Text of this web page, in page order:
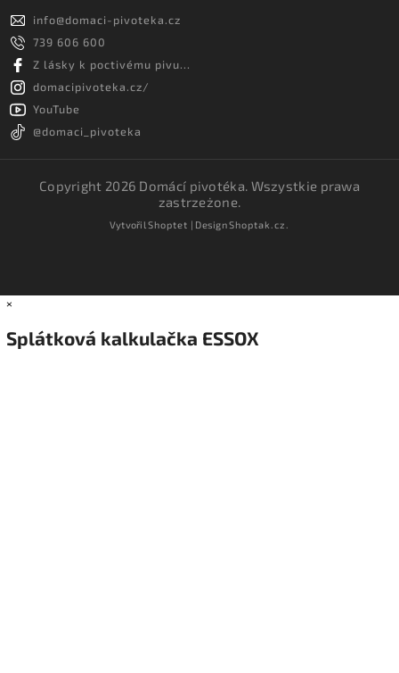
info@domaci-pivoteka.cz
739 606 600
Z lásky k poctivému pivu...
domacipivoteka.cz/
YouTube
@domaci_pivoteka
Copyright 2026 Domácí pivotéka. Wszystkie prawa
zastrzeżone.
VytvořilShoptet | DesignShoptak.cz.
×
Splátková kalkulačka ESSOX